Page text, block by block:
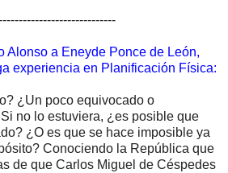
Alonso a Eneyde Ponce de León,
experiencia en Planificación Física:
¿Un poco equivocado o
no lo estuviera, ¿es posible que
¿O es que se hace imposible ya
Conociendo la República que
de que Carlos Miguel de Céspedes